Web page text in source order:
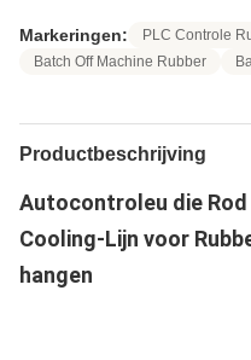
Markeringen:
PLC Controle
Batch Off Machine Rubber
Productbeschrijving
Autocontroleu die Rod
Cooling-Lijn voor
hangen